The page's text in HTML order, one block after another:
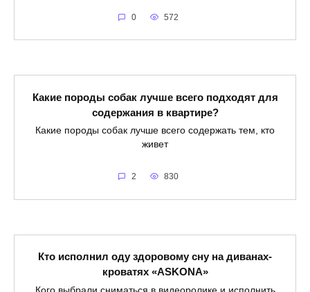
0 572
Какие породы собак лучше всего подходят для
содержания в квартире?
Какие породы собак лучше всего содержать тем, кто
живет
2 830
Кто исполнил оду здоровому сну на диванах-
кроватях «ASKONA»